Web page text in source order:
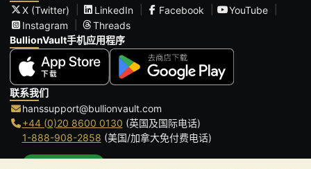
X (Twitter)
LinkedIn Facebook
YouTube
Instagram
Threads
BullionVault手机应用程序
联系我们
hanssupport@bullionvault.com
+44 (0)20 8600 0130 (英国及国际电话)
1-888-908-2858 (美国/加拿大免付费电话)